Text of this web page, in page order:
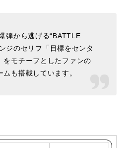
弾から逃げる“BATTLE
ジのセリフ「目標をセンタ
をモチーフとしたファンの
も搭載しています。